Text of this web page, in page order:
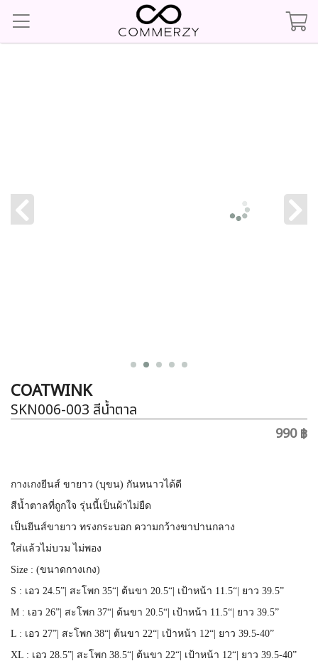
COATWINK
SKN006-003 สีน้ำตาล
990 ฿
กางเกงยีนส์ ขายาว (บุขน) กันหนาวได้ดี
สีน้ำตาลที่ถูกใจ รุ่นนี้เป็นผ้าไม่ยืด
เป็นยีนส์ขายาว ทรงกระบอก ความกว้างขาปานกลาง
ใส่แล้วไม่บวม ไม่พอง
Size : (ขนาดกางเกง)
S : เอว 24.5”| สะโพก 35“| ต้นขา 20.5“| เป้าหน้า 11.5“| ยาว 39.5”
M : เอว 26”| สะโพก 37“| ต้นขา 20.5“| เป้าหน้า 11.5“| ยาว 39.5”
L : เอว 27”| สะโพก 38“| ต้นขา 22“| เป้าหน้า 12“| ยาว 39.5-40”
XL : เอว 28.5”| สะโพก 38.5“| ต้นขา 22“| เป้าหน้า 12“| ยาว 39.5-40”